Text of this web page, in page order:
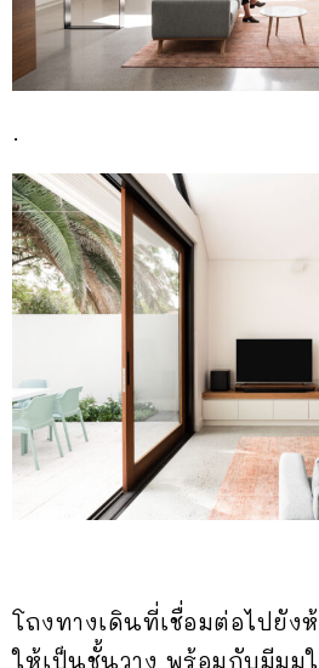
.
โถงทางเดินที่เชื่อมต่อไปยั
ให้เป็นชั้นวาง พร้อมกับมีมุม